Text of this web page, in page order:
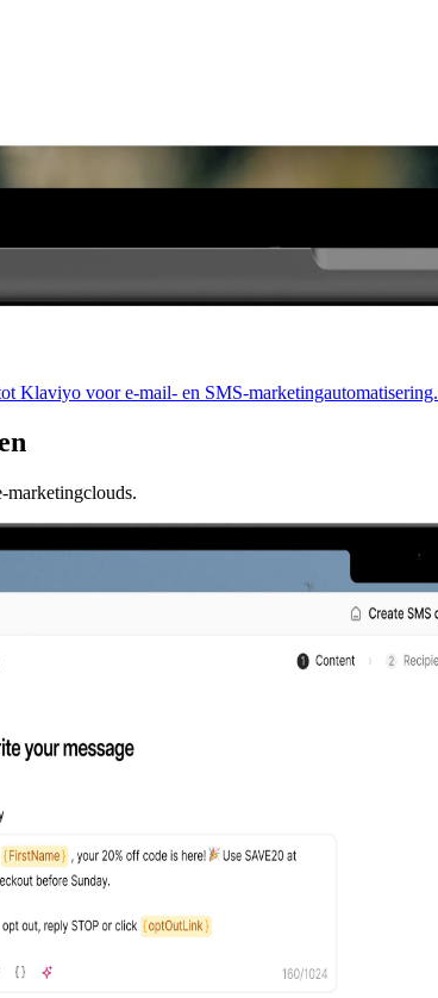
Klaviyo voor e-mail- en SMS-marketingautomatisering.
marketingclouds.